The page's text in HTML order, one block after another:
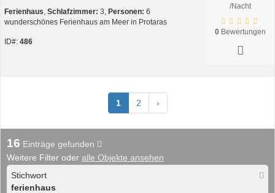
Ferienhaus, Schlafzimmer: 3, Personen: 6
wunderschönes Ferienhaus am Meer in Protaras
ID#: 486
/Nacht
0Bewertungen
1 2 ›
16 Einträge gefunden
Weitere Filter oder alle Objekte ansehen
Stichwort
ferienhaus